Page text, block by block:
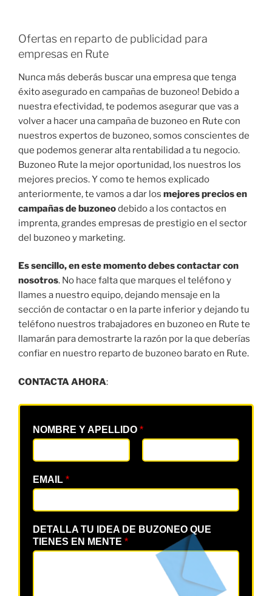
Ofertas en reparto de publicidad para
empresas en Rute
Nunca más deberás buscar una empresa que tenga
éxito asegurado en campañas de buzoneo! Debido a
nuestra efectividad, te podemos asegurar que vas a
volver a hacer una campaña de buzoneo en Rute con
nuestros expertos de buzoneo, somos conscientes de
que podemos generar alta rentabilidad a tu negocio.
Buzoneo Rute la mejor oportunidad, los nuestros los
mejores precios. Y como te hemos explicado
anteriormente, te vamos a dar los mejores precios en
campañas de buzoneodebido a los contactos en
imprenta, grandes empresas de prestigio en el sector
del buzoneo y marketing.
Es sencillo, en este momento debes contactar con
nosotros. No hace falta que marques el teléfono y
llames a nuestro equipo, dejando mensaje en la
sección de contactar o en la parte inferior y dejando tu
teléfono nuestros trabajadores en buzoneo en Rute te
llamarán para demostrarte la razón por la que deberías
confiar en nuestro reparto de buzoneo barato en Rute.
CONTACTA AHORA:
NOMBRE Y APELLIDO *
EMAIL *
DETALLA TU IDEA DE BUZONEO QUE
TIENES EN MENTE *